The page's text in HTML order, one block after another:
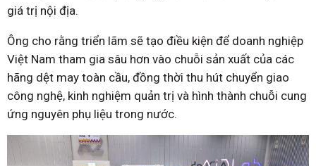
giá trị nội địa.
Ông cho rằng triển lãm sẽ tạo điều kiện để doanh nghiệp
Việt Nam tham gia sâu hơn vào chuỗi sản xuất của các
hãng dệt may toàn cầu, đồng thời thu hút chuyển giao
công nghệ, kinh nghiệm quản trị và hình thành chuỗi cung
ứng nguyên phụ liệu trong nước.